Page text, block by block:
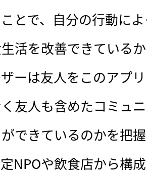
とで、自分の行動に
活を改善できている
ーは友人をこのアプ
友人も含めたコミュ
できているのかを把
NPOや飲食店から構